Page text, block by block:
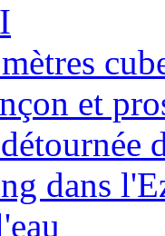
et
dans